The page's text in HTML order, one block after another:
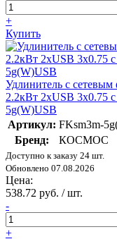
+
Купить
Удлинитель с
2.2кВт 2хUSB 3х0.75
5g(W)USB
Артикул: FKsm3m-
Бренд:
КОСМОС
Доступно к заказу 24 шт.
Обновлено 07.08.2026
Цена:
538.72 руб. / шт.
-
+